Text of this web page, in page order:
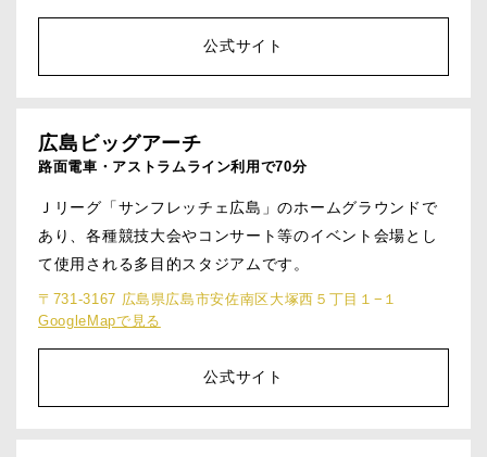
公式サイト
広島ビッグアーチ
路面電車・アストラムライン利用で70分
Ｊリーグ「サンフレッチェ広島」のホームグラウンドで
あり、各種競技大会やコンサート等のイベント会場とし
て使用される多目的スタジアムです。
〒731-3167 広島県広島市安佐南区大塚西５丁目１−１
GoogleMapで見る
公式サイト